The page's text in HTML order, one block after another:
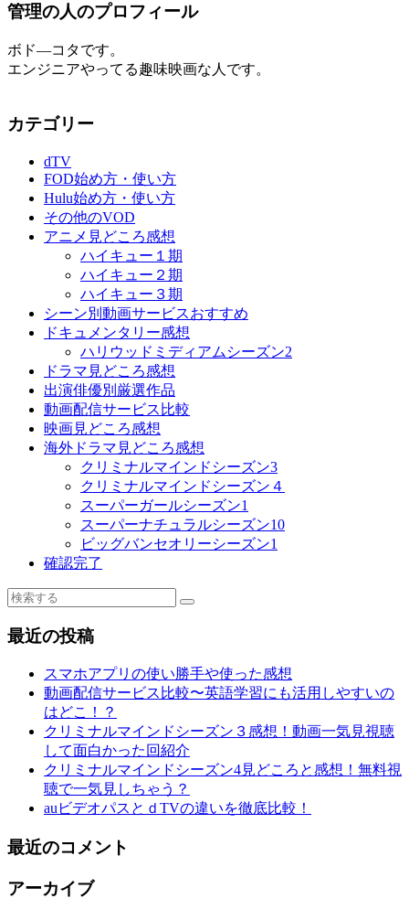
管理の人のプロフィール
ボド―コタです。
エンジニアやってる趣味映画な人です。
カテゴリー
dTV
FOD始め方・使い方
Hulu始め方・使い方
その他のVOD
アニメ見どころ感想
ハイキュー１期
ハイキュー２期
ハイキュー３期
シーン別動画サービスおすすめ
ドキュメンタリー感想
ハリウッドミディアムシーズン2
ドラマ見どころ感想
出演俳優別厳選作品
動画配信サービス比較
映画見どころ感想
海外ドラマ見どころ感想
クリミナルマインドシーズン3
クリミナルマインドシーズン４
スーパーガールシーズン1
スーパーナチュラルシーズン10
ビッグバンセオリーシーズン1
確認完了
最近の投稿
スマホアプリの使い勝手や使った感想
動画配信サービス比較〜英語学習にも活用しやすいの
はどこ！？
クリミナルマインドシーズン３感想！動画一気見視聴
して面白かった回紹介
クリミナルマインドシーズン4見どころと感想！無料視
聴で一気見しちゃう？
auビデオパスとｄTVの違いを徹底比較！
最近のコメント
アーカイブ